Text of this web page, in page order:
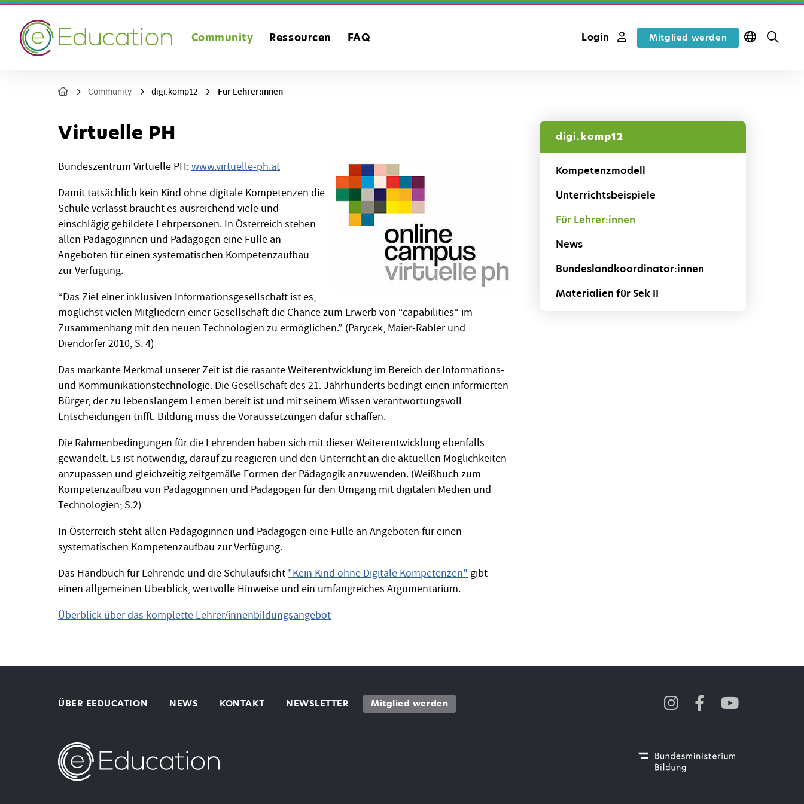
Community Ressourcen FAQ Login Mitglied werden
Community digi.komp12 Für Lehrer:innen
digi.komp12
Kompetenzmodell
Unterrichtsbeispiele
Für Lehrer:innen
News
Bundeslandkoordinator:innen
Materialien für Sek II
Virtuelle PH
Bundeszentrum Virtuelle PH:www.virtuelle-ph.at
Damit tatsächlich kein Kind ohne digitale Kompetenzen die
Schule verlässt braucht es ausreichend viele und
einschlägig gebildete Lehrpersonen. In Österreich stehen
allen Pädagoginnen und Pädagogen eine Fülle an
Angeboten für einen systematischen Kompetenzaufbau
zur Verfügung.
“Das Ziel einer inklusiven Informationsgesellschaft ist es,
möglichst vielen Mitgliedern einer Gesellschaft die Chance zum Erwerb von “capabilities“ im
Zusammenhang mit den neuen Technologien zu ermöglichen.” (Parycek, Maier-Rabler und
Diendorfer 2010, S. 4)
Das markante Merkmal unserer Zeit ist die rasante Weiterentwicklung im Bereich der Informations-
und Kommunikationstechnologie. Die Gesellschaft des 21. Jahrhunderts bedingt einen informierten
Bürger, der zu lebenslangem Lernen bereit ist und mit seinem Wissen verantwortungsvoll
Entscheidungen trifft. Bildung muss die Voraussetzungen dafür schaffen.
Die Rahmenbedingungen für die Lehrenden haben sich mit dieser Weiterentwicklung ebenfalls
gewandelt. Es ist notwendig, darauf zu reagieren und den Unterricht an die aktuellen Möglichkeiten
anzupassen und gleichzeitig zeitgemäße Formen der Pädagogik anzuwenden. (Weißbuch zum
Kompetenzaufbau von Pädagoginnen und Pädagogen für den Umgang mit digitalen Medien und
Technologien; S.2)
In Österreich steht allen Pädagoginnen und Pädagogen eine Fülle an Angeboten für einen
systematischen Kompetenzaufbau zur Verfügung.
Das Handbuch für Lehrende und die Schulaufsicht "Kein Kind ohne Digitale Kompetenzen" gibt
einen allgemeinen Überblick, wertvolle Hinweise und ein umfangreiches Argumentarium.
Überblick über das komplette Lehrer/innenbildungsangebot
ÜBER EEDUCATION NEWS KONTAKT NEWSLETTER Mitglied werden